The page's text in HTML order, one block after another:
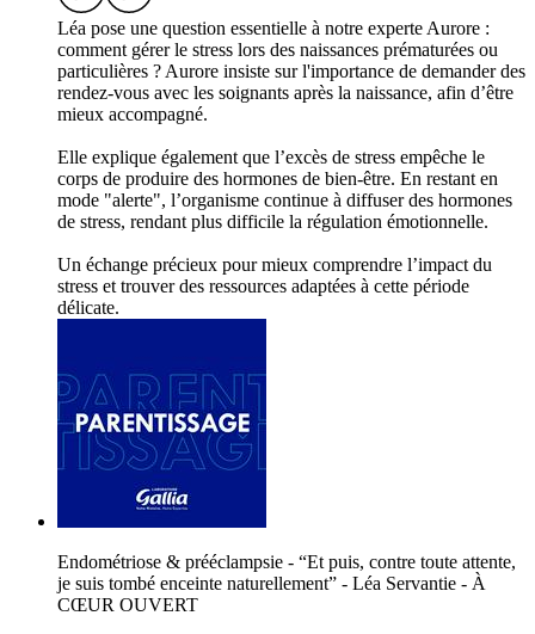
Léa pose une question essentielle à notre experte Aurore :
comment gérer le stress lors des naissances prématurées ou
particulières ? Aurore insiste sur l'importance de demander des
rendez-vous avec les soignants après la naissance, afin d’être
mieux accompagné.
Elle explique également que l’excès de stress empêche le
corps de produire des hormones de bien-être. En restant en
mode "alerte", l’organisme continue à diffuser des hormones
de stress, rendant plus difficile la régulation émotionnelle.
Un échange précieux pour mieux comprendre l’impact du
stress et trouver des ressources adaptées à cette période
délicate.
Endométriose & prééclampsie - “Et puis, contre toute attente,
je suis tombé enceinte naturellement” - Léa Servantie - À
CŒUR OUVERT